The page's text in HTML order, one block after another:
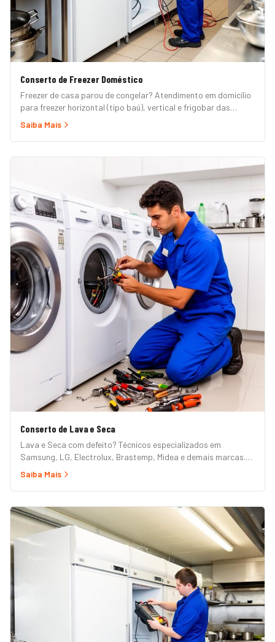
Conserto de Freezer Doméstico
Freezer de casa parou de congelar? Atendimento em domicílio
para freezer horizontal (tipo baú), vertical e frigobar das
marcas Brastemp, Consul, Electrolux, Esmaltec, Philco e
de restaurante, padaria ou mercado, veja nossa página de
Freezer Comercial.)
Saiba Mais
Conserto de Lava e Seca
Lava e Seca com defeito? Técnicos especializados em
Samsung, LG, Electrolux, Brastemp, Midea e demais marcas.
Erros de painel, não centrifuga, não seca, vazamento e mais.
Saiba Mais